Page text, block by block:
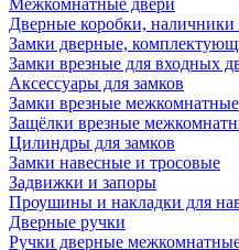
Межкомнатные двери
Дверные коробки,
Замки дверные,
Замки врезные для входных
Аксессуары для замков
Замки врезные межкомнатные
Защёлки врезные
Цилиндры для замков
Замки навесные и тросовые
Задвижки и запоры
Проушины и накладки для
Дверные ручки
Ручки дверные